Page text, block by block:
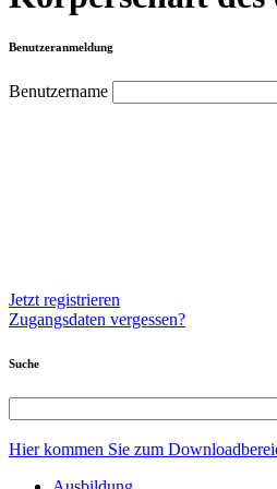
Benutzeranmeldung
Benutzername
Jetzt registrieren
Zugangsdaten vergessen?
Suche
Hier kommen Sie zum